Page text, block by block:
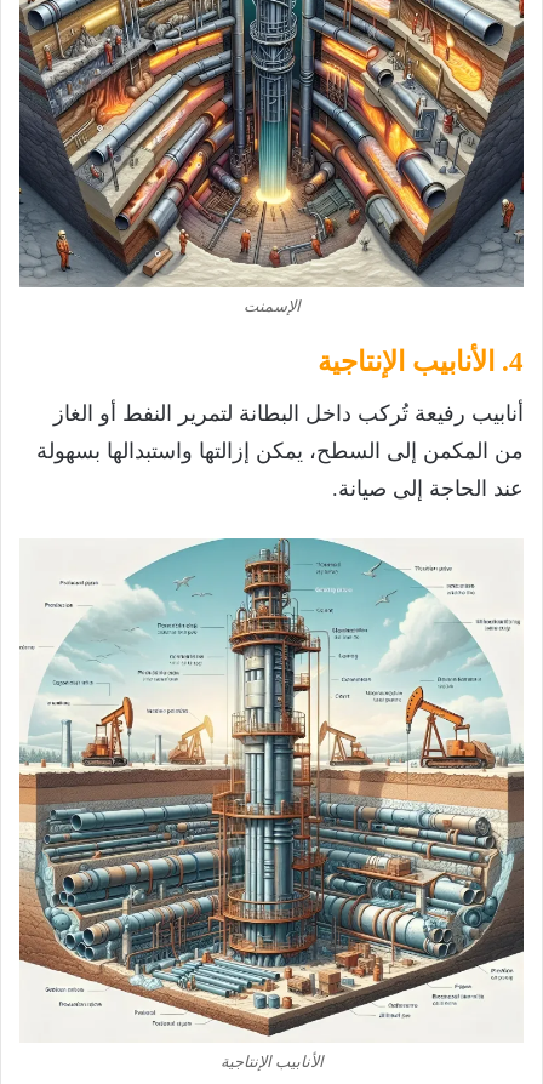
الإسمنت
4. الأنابيب الإنتاجية
أنابيب رفيعة تُركب داخل البطانة لتمرير النفط أو الغاز
من المكمن إلى السطح، يمكن إزالتها واستبدالها بسهولة
عند الحاجة إلى صيانة.
الأنابيب الإنتاجية